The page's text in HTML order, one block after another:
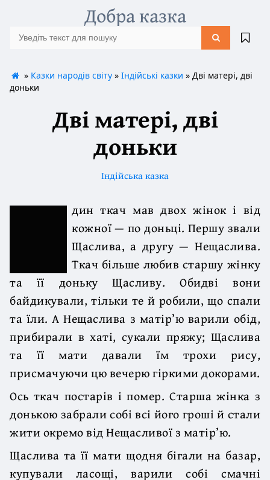
Добра казка
» Казки народів світу» Індійські казки » Дві матері, дві
доньки
Дві матері, дві
доньки
Індійська казка
дин ткач мав двох жінок і від
кожної — по доньці. Першу звали
Щаслива, а другу — Нещаслива.
Ткач більше любив старшу жінку
та її доньку Щасливу. Обидві вони
байдикували, тільки те й робили, що спали
та їли. А Нещаслива з матір’ю варили обід,
прибирали в хаті, сукали пряжу; Щаслива
та її мати давали їм трохи рису,
присмачуючи цю вечерю гіркими докорами.
Ось ткач постарів і помер. Старша жінка з
донькою забрали собі всі його гроші й стали
жити окремо від Нещасливої з матір’ю.
Щаслива та її мати щодня бігали на базар,
купували ласощі, варили собі смачні